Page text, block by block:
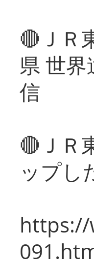
🔴ＪＲ
県 世
信
🔴ＪＲ
ップし